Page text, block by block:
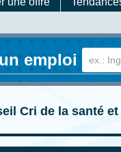
emploi
Cri de la santé